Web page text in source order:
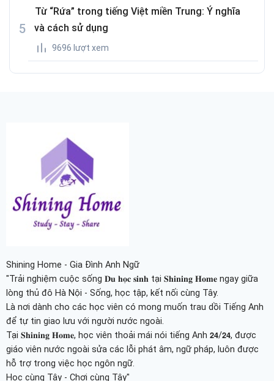
Từ “Rứa” trong tiếng Việt miền Trung: Ý nghĩa
và cách sử dụng
9696 lượt xem
Shining Home - Gia Đình Anh Ngữ
"Trải nghiệm cuộc sống 𝐃𝐮 𝐡𝐨̣𝐜 𝐬𝐢𝐧𝐡 tại 𝐒𝐡𝐢𝐧𝐢𝐧𝐠 𝐇𝐨𝐦𝐞 ngay giữa
lòng thủ đô Hà Nội - Sống, học tập, kết nối cùng Tây.
Là nơi dành cho các học viên có mong muốn trau dồi Tiếng Anh
để tự tin giao lưu với người nước ngoài.
Tại 𝐒𝐡𝐢𝐧𝐢𝐧𝐠 𝐇𝐨𝐦𝐞, học viên thoải mái nói tiếng Anh 𝟮𝟰/𝟮𝟰, được
giáo viên nước ngoài sửa các lỗi phát âm, ngữ pháp, luôn được
hỗ trợ trong việc học ngôn ngữ.
Học cùng Tây - Chơi cùng Tây"